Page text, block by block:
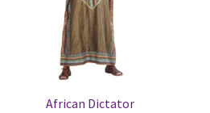
African Dictator